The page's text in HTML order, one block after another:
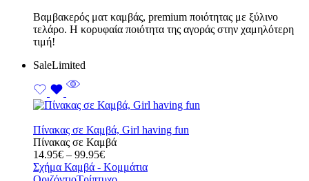
Bαμβακερός ματ καμβάς, premium ποιότητας με ξύλινο
τελάρο. Η κορυφαία ποιότητα της αγοράς στην χαμηλότερη
τιμή!
SaleLimited
Πίνακας σε Καμβά, Girl having fun
Πίνακας σε Καμβά
14.95€ – 99.95€Price
range:
14.95€
Σχήμα Καμβά - Κομμάτια